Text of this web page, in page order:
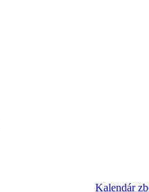
Kalendár